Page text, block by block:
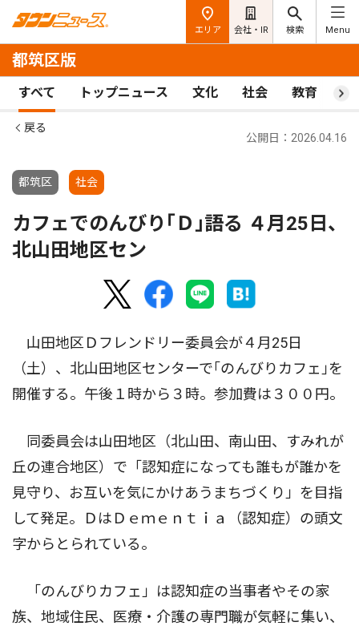
エリア 会社・IR 検索 Menu
都筑区版
すべて トップニュース 文化 社会 教育 ス
戻る
都筑区 社会
公開日：2026.04.16
カフェでのんびり｢Ｄ｣語る ４月25日、
北山田地区セン
山田地区Ｄフレンドリー委員会が４月25日
（土）、北山田地区センターで｢のんびりカフェ｣を
開催する。午後１時から３時。参加費は３００円。
同委員会は山田地区（北山田、南山田、すみれが
丘の連合地区）で「認知症になっても誰もが誰かを
見守り、お互いを気にかけあうまちづくり」を目指
して発足。ＤはＤｅｍｅｎｔｉａ（認知症）の頭文
字からとられている。
「のんびりカフェ」は認知症の当事者やその家
族、地域住民、医療・介護の専門職が気軽に集い、